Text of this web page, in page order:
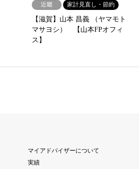
近畿 家計見直し・節約
【滋賀】山本 昌義 （ヤマモト
マサヨシ） 【山本FPオフィ
ス】
マイアドバイザーについて
実績